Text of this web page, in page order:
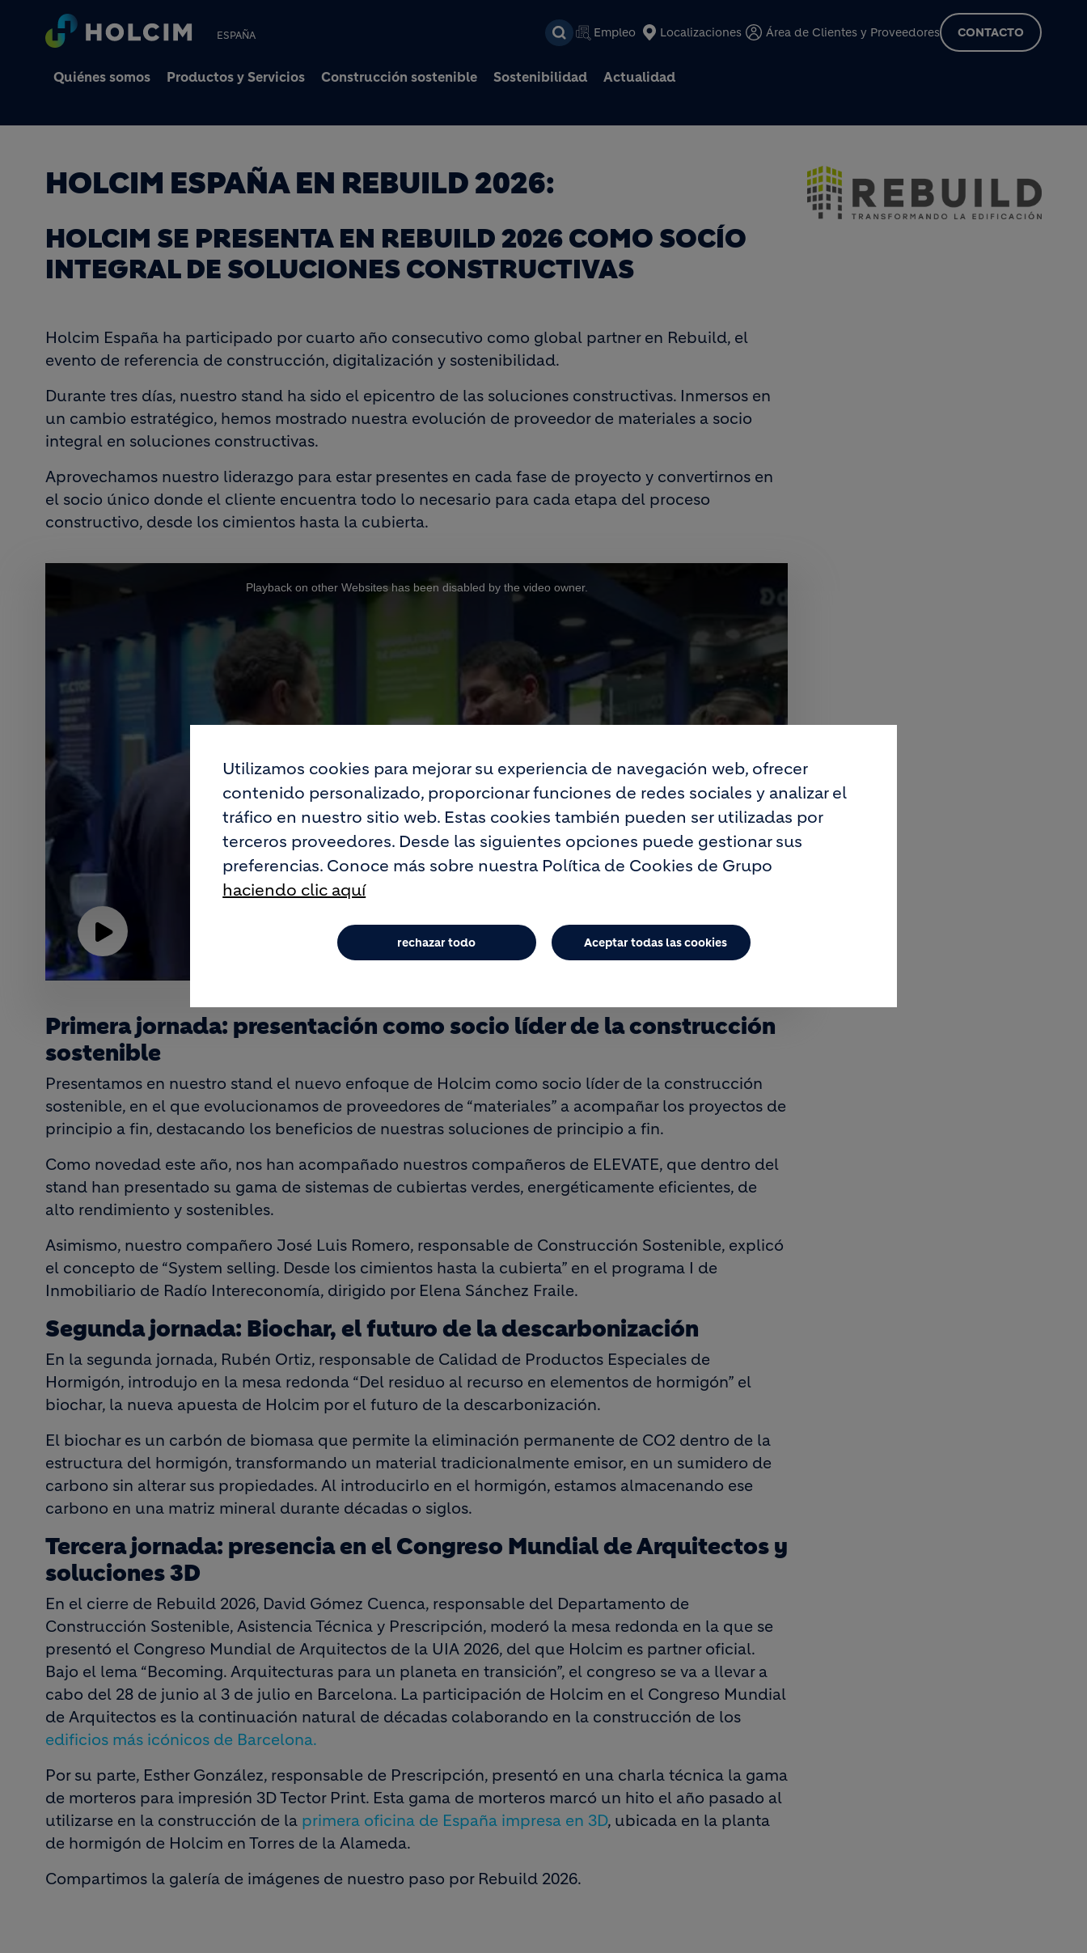
Pasar al contenido principal
ESPAÑA Empleo Localizaciones Área de Clientes y Proveedores CONTACTO
Quiénes somos Productos y Servicios Construcción sostenible Sostenibilidad Actualidad
HOLCIM ESPAÑA EN REBUILD 2026:
HOLCIM SE PRESENTA EN REBUILD 2026 COMO SOCÍO
INTEGRAL DE SOLUCIONES CONSTRUCTIVAS
Holcim España ha participado por cuarto año consecutivo como global partner en Rebuild, el
evento de referencia de construcción, digitalización y sostenibilidad.
Durante tres días, nuestro stand ha sido el epicentro de las soluciones constructivas. Inmersos en
un cambio estratégico, hemos mostrado nuestra evolución de proveedor de materiales a socio
integral en soluciones constructivas.
Aprovechamos nuestro liderazgo para estar presentes en cada fase de proyecto y convertirnos en
el socio único donde el cliente encuentra todo lo necesario para cada etapa del proceso
constructivo, desde los cimientos hasta la cubierta.
Player
is
Play
Video
Playback on other Websites has been disabled by the video owner.
Primera jornada: presentación como socio líder de la construcción
sostenible
Presentamos en nuestro stand el nuevo enfoque de Holcim como socio líder de la construcción
sostenible, en el que evolucionamos de proveedores de “materiales” a acompañar los proyectos de
principio a fin, destacando los beneficios de nuestras soluciones de principio a fin.
Como novedad este año, nos han acompañado nuestros compañeros de ELEVATE, que dentro del
stand han presentado su gama de sistemas de cubiertas verdes, energéticamente eficientes, de
alto rendimiento y sostenibles.
Asimismo, nuestro compañero José Luis Romero, responsable de Construcción Sostenible, explicó
el concepto de “System selling. Desde los cimientos hasta la cubierta” en el programa I de
Inmobiliario de Radío Intereconomía, dirigido por Elena Sánchez Fraile.
Segunda jornada: Biochar, el futuro de la descarbonización
En la segunda jornada, Rubén Ortiz, responsable de Calidad de Productos Especiales de
Hormigón, introdujo en la mesa redonda “Del residuo al recurso en elementos de hormigón” el
biochar, la nueva apuesta de Holcim por el futuro de la descarbonización.
El biochar es un carbón de biomasa que permite la eliminación permanente de CO2 dentro de la
estructura del hormigón, transformando un material tradicionalmente emisor, en un sumidero de
carbono sin alterar sus propiedades. Al introducirlo en el hormigón, estamos almacenando ese
carbono en una matriz mineral durante décadas o siglos.
Tercera jornada: presencia en el Congreso Mundial de Arquitectos y
soluciones 3D
En el cierre de Rebuild 2026, David Gómez Cuenca, responsable del Departamento de
Construcción Sostenible, Asistencia Técnica y Prescripción, moderó la mesa redonda en la que se
presentó el Congreso Mundial de Arquitectos de la UIA 2026, del que Holcim es partner oficial.
Bajo el lema “Becoming. Arquitecturas para un planeta en transición”, el congreso se va a llevar a
cabo del 28 de junio al 3 de julio en Barcelona. La participación de Holcim en el Congreso Mundial
de Arquitectos es la continuación natural de décadas colaborando en la construcción de los
edificios más icónicos de Barcelona.
Por su parte, Esther González, responsable de Prescripción, presentó en una charla técnica la gama
de morteros para impresión 3D Tector Print. Esta gama de morteros marcó un hito el año pasado al
utilizarse en la construcción de la primera oficina de España impresa en 3D, ubicada en la planta
de hormigón de Holcim en Torres de la Alameda.
Compartimos la galería de imágenes de nuestro paso por Rebuild 2026.
Utilizamos cookies para mejorar su experiencia de navegación web, ofrecer
contenido personalizado, proporcionar funciones de redes sociales y analizar el
tráfico en nuestro sitio web. Estas cookies también pueden ser utilizadas por
terceros proveedores. Desde las siguientes opciones puede gestionar sus
preferencias. Conoce más sobre nuestra Política de Cookies de Grupo
haciendo clic aquí
Aceptar todas las cookies
rechazar todo